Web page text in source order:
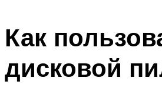
Как
дисковой